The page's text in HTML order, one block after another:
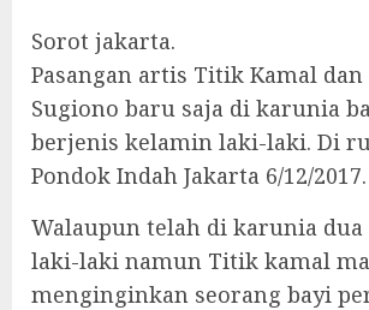
Sorot jakarta.
Pasangan artis Titik Kamal
Sugiono baru saja di karunia
berjenis kelamin laki-laki. Di
Pondok Indah Jakarta 6/12/2017.
Walaupun telah di karunia
laki-laki namun Titik kamal
menginginkan seorang bayi